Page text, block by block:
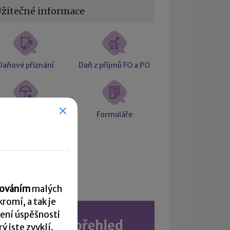
informace
přiznání Daň z příjmů FO a PO
a zdravotní Formuláře
malých
a tak je
úspěšnosti
jste zvyklí.